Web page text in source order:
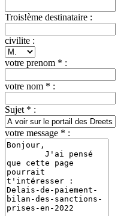
Trois!ème destinataire :
civilite :
votre prenom * :
votre nom * :
Sujet * :
votre message * :